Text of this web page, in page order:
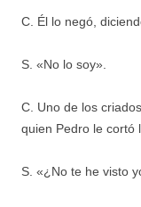
C. Él lo negó,
S. «No lo soy».
C. Uno de los
quien Pedro le cortó
S. «¿No te he visto